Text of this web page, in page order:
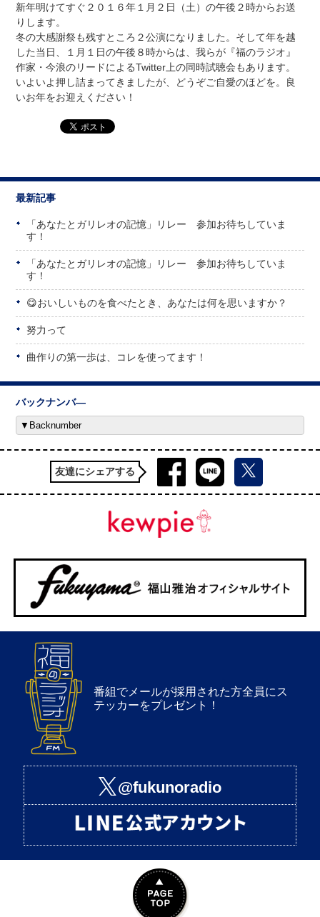
新年明けてすぐ２０１６年１月２日（土）の午後２時からお送
りします。
冬の大感謝祭も残すところ２公演になりました。そして年を越
した当日、１月１日の午後８時からは、我らが『福のラジオ』
作家・今浪のリードによるTwitter上の同時試聴会もあります。
いよいよ押し詰まってきましたが、どうぞご自愛のほどを。良
いお年をお迎えください！
最新記事
「あなたとガリレオの記憶」リレー 参加お待ちしていま
す！
「あなたとガリレオの記憶」リレー 参加お待ちしていま
す！
😋おいしいものを食べたとき、あなたは何を思いますか？
努力って
曲作りの第一歩は、コレを使ってます！
バックナンバ―
友達にシェアする
番組でメールが採用された方全員にス
テッカーをプレゼント！
@fukunoradio